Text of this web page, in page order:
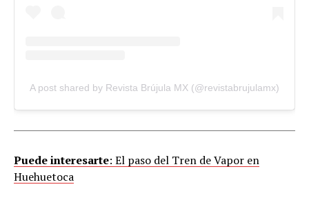
A post shared by Revista Brújula MX (@revistabrujulamx)
Puede interesarte: El paso del Tren de Vapor en
Huehuetoca